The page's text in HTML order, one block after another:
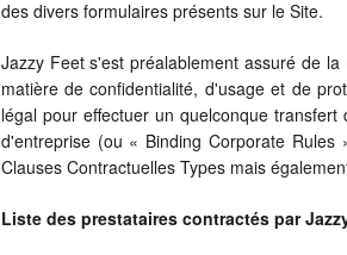
des divers formulaires présents sur le Site.
Jazzy Feet s'est préalablement assuré de
matière de confidentialité, d'usage et de
légal pour effectuer un quelconque
d'entreprise (ou « Binding Corporate
Clauses Contractuelles Types mais
Liste des prestataires contractés par